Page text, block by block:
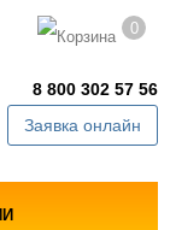
0
8 800 302 57 56
Заявка онлайн